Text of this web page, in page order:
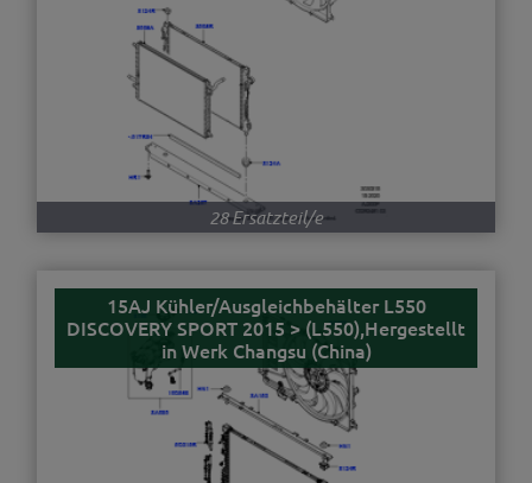
28 Ersatzteil/e
15AJ Kühler/Ausgleichbehälter L550
DISCOVERY SPORT 2015 > (L550),Hergestellt
in Werk Changsu (China)